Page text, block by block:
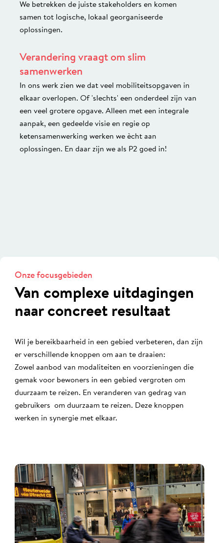
We betrekken de juiste stakeholders en komen
samen tot logische, lokaal georganiseerde
oplossingen.
Verandering vraagt om slim
samenwerken
In ons werk zien we dat veel mobiliteitsopgaven in
elkaar overlopen. Of 'slechts' een onderdeel zijn van
een veel grotere opgave. Alleen met een integrale
aanpak, een gedeelde visie en regie op
ketensamenwerking werken we ècht aan
oplossingen. En daar zijn we als P2 goed in!
Onze focusgebieden
Van complexe uitdagingen
naar concreet resultaat
Wil je bereikbaarheid in een gebied verbeteren, dan zijn
er verschillende knoppen om aan te draaien:
Zowel aanbod van modaliteiten en voorzieningen die
gemak voor bewoners in een gebied vergroten om
duurzaam te reizen. En veranderen van gedrag van
gebruikers om duurzaam te reizen. Deze knoppen
werken in synergie met elkaar.